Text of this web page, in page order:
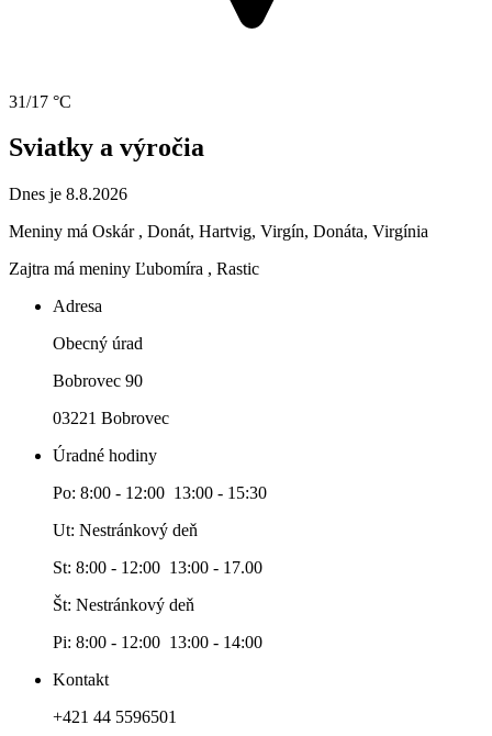
31/17 °C
Sviatky a výročia
Dnes je 8.8.2026
Meniny má Oskár , Donát, Hartvig, Virgín, Donáta, Virgínia
Zajtra má meniny Ľubomíra , Rastic
Adresa
Obecný úrad
Bobrovec 90
03221 Bobrovec
Úradné hodiny
Po: 8:00 - 12:00 13:00 - 15:30
Ut: Nestránkový deň
St: 8:00 - 12:00 13:00 - 17.00
Št: Nestránkový deň
Pi: 8:00 - 12:00 13:00 - 14:00
Kontakt
+421 44 5596501